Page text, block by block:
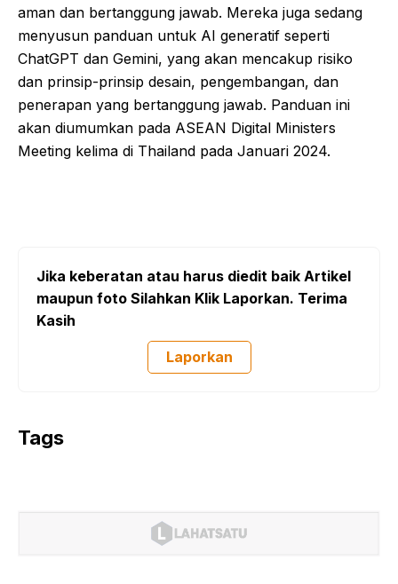
aman dan bertanggung jawab. Mereka juga sedang
menyusun panduan untuk AI generatif seperti
ChatGPT dan Gemini, yang akan mencakup risiko
dan prinsip-prinsip desain, pengembangan, dan
penerapan yang bertanggung jawab. Panduan ini
akan diumumkan pada ASEAN Digital Ministers
Meeting kelima di Thailand pada Januari 2024.
Jika keberatan atau harus diedit baik Artikel
maupun foto Silahkan Klik Laporkan. Terima
Kasih
Laporkan
Tags